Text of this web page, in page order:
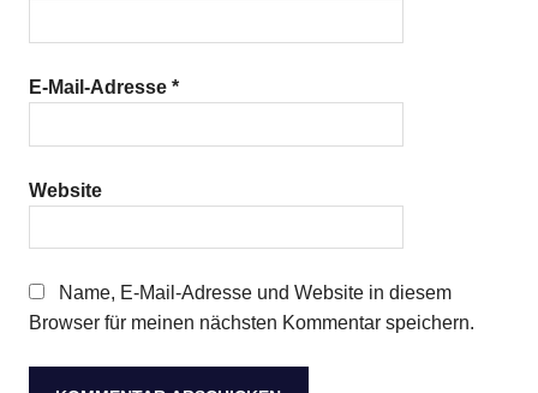
E-Mail-Adresse *
Website
Name, E-Mail-Adresse und Website in diesem
Browser für meinen nächsten Kommentar speichern.